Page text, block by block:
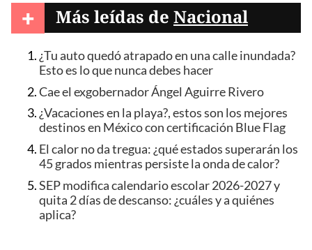
+ Más leídas de Nacional
¿Tu auto quedó atrapado en una calle inundada?
Esto es lo que nunca debes hacer
Cae el exgobernador Ángel Aguirre Rivero
¿Vacaciones en la playa?, estos son los mejores
destinos en México con certificación Blue Flag
El calor no da tregua: ¿qué estados superarán los
45 grados mientras persiste la onda de calor?
SEP modifica calendario escolar 2026-2027 y
quita 2 días de descanso: ¿cuáles y a quiénes
aplica?